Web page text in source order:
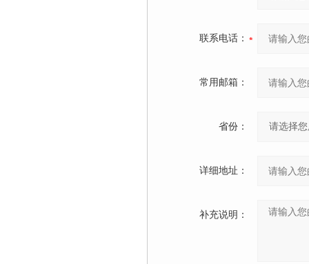
联系电话：
常用邮箱：
省份：
详细地址：
补充说明：